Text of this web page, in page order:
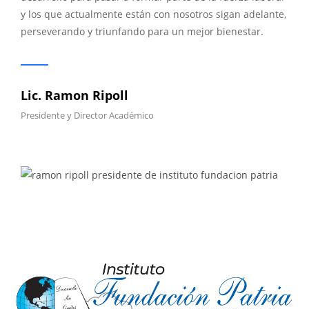
y los que actualmente están con nosotros sigan adelante,
perseverando y triunfando para un mejor bienestar.
Lic. Ramon Ripoll
Presidente y Director Académico